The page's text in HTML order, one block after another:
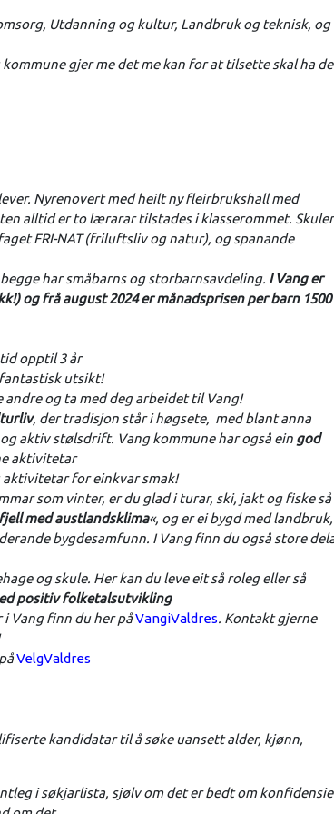
Utdanning og kultur, Landbruk og teknisk, og
gjer me det me kan for at tilsette skal ha
Nyrenovert med heilt ny fleirbrukshall med
alltid er to lærarar tilstades i klasserommet.
FRI-NAT (friluftsliv og natur), og spanande
har småbarns og storbarnsavdeling. I Vang er
og frå august 2024 er månadsprisen per barn 1500
opptil 3 år
utsikt!
andre og ta med deg arbeidet til Vang!
, der tradisjon står i høgsete, med blant anna
aktiv stølsdrift. Vang kommune har også ein god
aktivitetar
for einkvar smak!
som vinter, er du glad i turar, ski, jakt og fiske så
med austlandsklima«, og er ei bygd med landbruk,
bygdesamfunn. I Vang finn du også store
og skule. Her kan du leve eit så roleg eller så
positiv folketalsutvikling
i Vang finn du her påVangiValdres. Kontakt gjerne
VelgValdres
kandidatar til å søke uansett alder, kjønn,
i søkjarlista, sjølv om det er bedt om